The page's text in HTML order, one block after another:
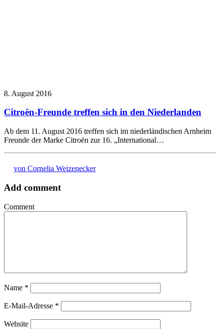
8. August 2016
Citroën-Freunde treffen sich in den Niederlanden
Ab dem 11. August 2016 treffen sich im niederländischen Arnheim
Freunde der Marke Citroën zur 16. „International…
von Cornelia Weizenecker
Add comment
Comment
Name *
E-Mail-Adresse *
Website